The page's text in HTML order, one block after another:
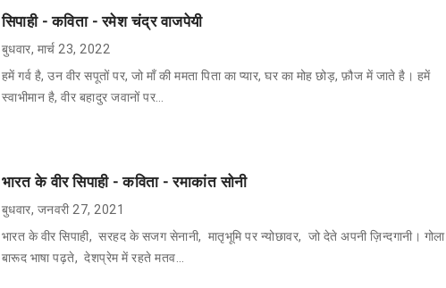
सिपाही - कविता - रमेश चंद्र वाजपेयी
बुधवार, मार्च 23, 2022
हमें गर्व है, उन वीर सपूतों पर, जो माँ की ममता पिता का प्यार, घर का मोह छोड़, फ़ौज में जाते है। हमें
स्वाभीमान है, वीर बहादुर जवानों पर…
भारत के वीर सिपाही - कविता - रमाकांत सोनी
बुधवार, जनवरी 27, 2021
भारत के वीर सिपाही, सरहद के सजग सेनानी, मातृभूमि पर न्योछावर, जो देते अपनी ज़िन्दगानी। गोला
बारूद भाषा पढ़ते, देशप्रेम में रहते मतव…